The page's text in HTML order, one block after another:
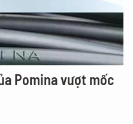
Pomina vượt mốc